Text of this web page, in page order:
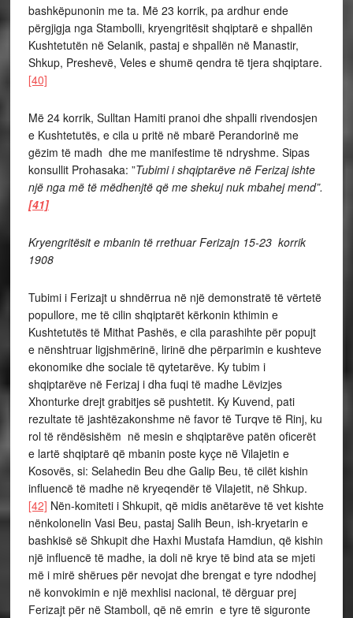
bashkëpunonin me ta. Më 23 korrik, pa ardhur ende
përgjigja nga Stambolli, kryengritësit shqiptarë e shpallën
Kushtetutën në Selanik, pastaj e shpallën në Manastir,
Shkup, Preshevë, Veles e shumë qendra të tjera shqiptare.
[40]
Më 24 korrik, Sulltan Hamiti pranoi dhe shpalli rivendosjen
e Kushtetutës, e cila u pritë në mbarë Perandorinë me
gëzim të madh dhe me manifestime të ndryshme. Sipas
konsullit Prohasaka: ”Tubimi i shqiptarëve në Ferizaj ishte
një nga më të mëdhenjtë që me shekuj nuk mbahej mend”.
[41]
Kryengritësit e mbanin të rrethuar Ferizajn 15-23 korrik
1908
Tubimi i Ferizajt u shndërrua në një demonstratë të vërtetë
popullore, me të cilin shqiptarët kërkonin kthimin e
Kushtetutës të Mithat Pashës, e cila parashihte për popujt
e nënshtruar ligjshmërinë, lirinë dhe përparimin e kushteve
ekonomike dhe sociale të qytetarëve. Ky tubim i
shqiptarëve në Ferizaj i dha fuqi të madhe Lëvizjes
Xhonturke drejt grabitjes së pushtetit. Ky Kuvend, pati
rezultate të jashtëzakonshme në favor të Turqve të Rinj, ku
rol të rëndësishëm në mesin e shqiptarëve patën oficerët
e lartë shqiptarë që mbanin poste kyçe në Vilajetin e
Kosovës, si: Selahedin Beu dhe Galip Beu, të cilët kishin
influencë të madhe në kryeqendër të Vilajetit, në Shkup.
[42] Nën-komiteti i Shkupit, që midis anëtarëve të vet kishte
nënkolonelin Vasi Beu, pastaj Salih Beun, ish-kryetarin e
bashkisë së Shkupit dhe Haxhi Mustafa Hamdiun, që kishin
një influencë të madhe, ia doli në krye të bind ata se mjeti
më i mirë shërues për nevojat dhe brengat e tyre ndodhej
në konvokimin e një mexhlisi nacional, të dërguar prej
Ferizajt për në Stamboll, që në emrin e tyre të siguronte